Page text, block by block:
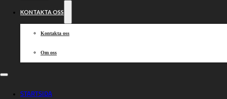
KONTAKTA OSS
Kontakta oss
Om oss
STARTSIDA
SPEEDWAY I